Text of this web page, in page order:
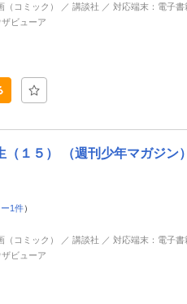
（コミック） ／ 講談社 ／ 対応端末：電子書
ビューア
（１５） （週刊少年マガジン
1件）
（コミック） ／ 講談社 ／ 対応端末：電子書
ビューア